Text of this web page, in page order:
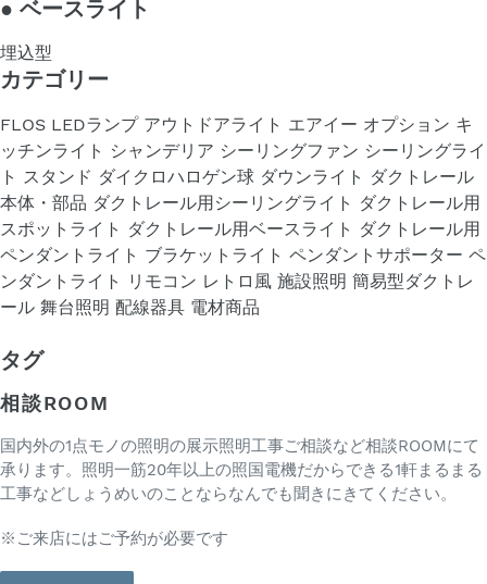
● ベースライト
埋込型
カテゴリー
FLOS LEDランプ アウトドアライト エアイー オプション キ
ッチンライト シャンデリア シーリングファン シーリングライ
ト スタンド ダイクロハロゲン球 ダウンライト ダクトレール
本体・部品 ダクトレール用シーリングライト ダクトレール用
スポットライト ダクトレール用ベースライト ダクトレール用
ペンダントライト ブラケットライト ペンダントサポーター ペ
ンダントライト
リモコン レトロ風 施設照明 簡易型ダクトレ
ール 舞台照明 配線器具 電材商品
タグ
相談ROOM
国内外の1点モノの照明の展示照明工事ご相談など相談ROOMにて
承ります。照明一筋20年以上の照国電機だからできる1軒まるまる
工事などしょうめいのことならなんでも聞きにきてください。
※ご来店にはご予約が必要です